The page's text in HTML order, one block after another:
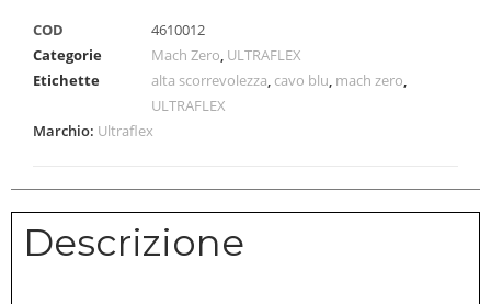
COD
4610012
Categorie
Mach Zero, ULTRAFLEX
Etichette
alta scorrevolezza, cavo blu, mach zero,
ULTRAFLEX
Marchio: Ultraflex
Descrizione